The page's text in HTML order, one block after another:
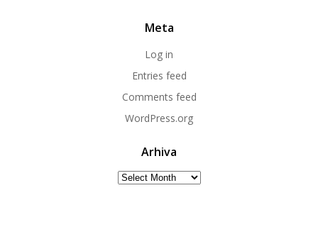
Meta
Log in
Entries feed
Comments feed
WordPress.org
Arhiva
Arhiva